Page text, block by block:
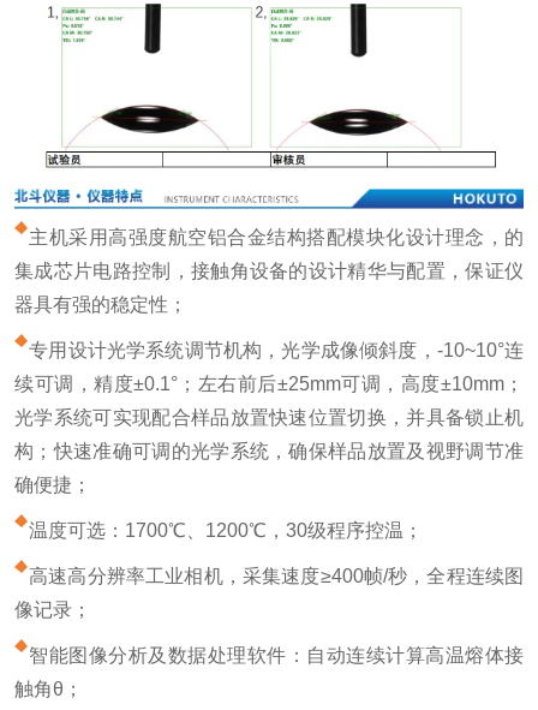
主机采用高强度航空铝合金结构搭配模块化设计理念，的
集成芯片电路控制，接触角设备的设计精华与配置，保证仪
器具有强的稳定性；
专用设计光学系统调节机构，光学成像倾斜度，-10~10°连
续可调，精度±0.1°；左右前后±25mm可调，高度±10mm；
光学系统可实现配合样品放置快速位置切换，并具备锁止机
构；快速准确可调的光学系统，确保样品放置及视野调节准
确便捷；
温度可选：1700℃、1200℃，30级程序控温；
高速高分辨率工业相机，采集速度≥400帧/秒，全程连续图
像记录；
智能图像分析及数据处理软件：自动连续计算高温熔体接
触角θ；